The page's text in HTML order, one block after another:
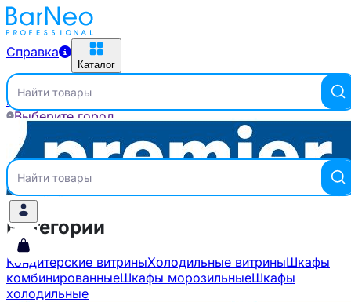
Справка
Каталог
Найти товары
Выберите город
Справка
Каталог
Найти товары
Главная Бренды
Категории
Кондитерские витриныХолодильные витриныШкафы
комбинированныеШкафы морозильныеШкафы
холодильные